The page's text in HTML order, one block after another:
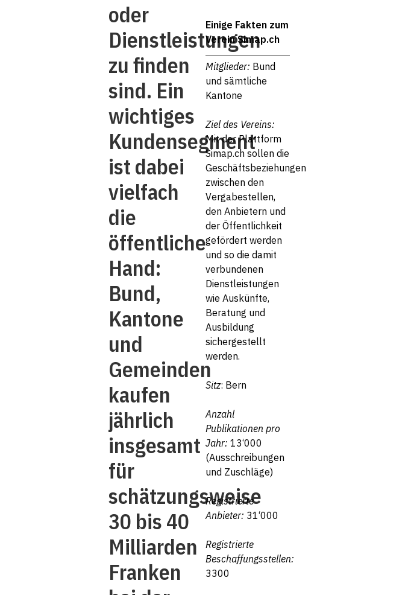
oder
Dienstleistungen
zu finden
sind. Ein
wichtiges
Kundensegment
ist dabei
vielfach
die
öffentliche
Hand:
Bund,
Kantone
und
Gemeinden
kaufen
jährlich
insgesamt
für
schätzungsweise
30 bis 40
Milliarden
Franken
Einige Fakten zum
Verein Simap.ch
Mitglieder: Bund
und sämtliche
Kantone
Ziel des Vereins:
Mit der Plattform
Simap.ch sollen die
Geschäftsbeziehungen
zwischen den
Vergabestellen,
den Anbietern und
der Öffentlichkeit
gefördert werden
und so die damit
verbundenen
Dienstleistungen
wie Auskünfte,
Beratung und
Ausbildung
sichergestellt
werden.
Sitz: Bern
Anzahl
Publikationen pro
Jahr: 13‘000
(Ausschreibungen
und Zuschläge)
Registrierte
Anbieter: 31‘000
Registrierte
Beschaffungsstellen:
3300